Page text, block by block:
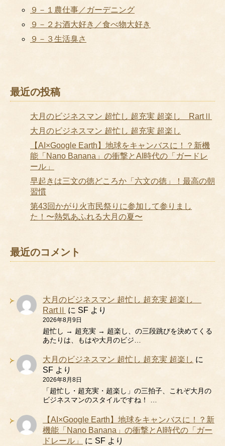
９－１農仕事／ガーデニング
９－２お酒大好き／食べ物大好き
９－３生活臭さ
最近の投稿
大月のビジネスマン 超忙し 超充実 超楽し RartⅡ
大月のビジネスマン 超忙し 超充実 超楽し
【AI×Google Earth】地球をキャンバスに！？新機
能「Nano Banana」の衝撃とAI時代の「ガードレ
ール」
早起きは三文の徳どころか「六文の徳」！最高の朝
習慣
第43回かがり火市民祭りに参加して参りまし
た！〜熱気あふれる大月の夏〜
最近のコメント
大月のビジネスマン 超忙し 超充実 超楽し
RartⅡ に SF より
2026年8月9日
超忙し → 超充実 → 超楽し、の三段跳びを決めてくる
あたりは、もはや大月のビジ…
大月のビジネスマン 超忙し 超充実 超楽し に
SF より
2026年8月8日
「超忙し・超充実・超楽し」の三拍子、これぞ大月の
ビジネスマンのスタイルですね！ …
【AI×Google Earth】地球をキャンバスに！？新
機能「Nano Banana」の衝撃とAI時代の「ガー
ドレール」
に SF より